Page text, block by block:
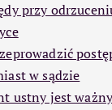
przy
w sądzie
ustny jest